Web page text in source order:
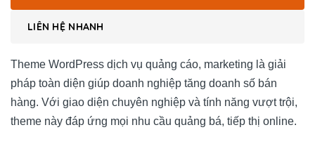
LIÊN HỆ NHANH
Theme WordPress dịch vụ quảng cáo, marketing là giải
pháp toàn diện giúp doanh nghiệp tăng doanh số bán
hàng. Với giao diện chuyên nghiệp và tính năng vượt trội,
theme này đáp ứng mọi nhu cầu quảng bá, tiếp thị online.